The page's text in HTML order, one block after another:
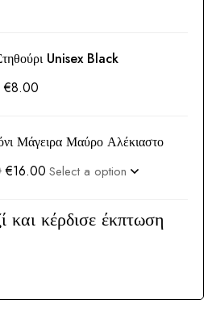
Unisex Black
€8.00
Μάγειρα Μαύρο Αλέκιαστο
€16.00
και κέρδισε έκπτωση